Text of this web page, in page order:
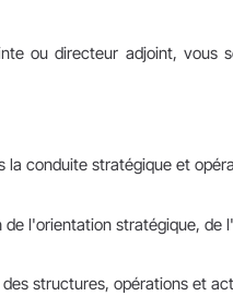
ou directeur adjoint, vous
la conduite stratégique et
de l'orientation stratégique,
des structures, opérations et